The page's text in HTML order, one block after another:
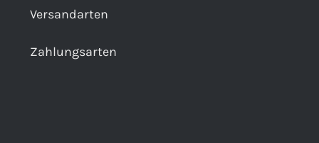
Versandarten
Zahlungsarten